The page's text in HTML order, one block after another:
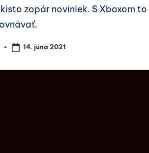
zopár noviniek. S Xboxom to
14. júna 2021